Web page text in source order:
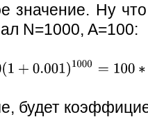
значение. Ну
N=1000, A=100:
будет